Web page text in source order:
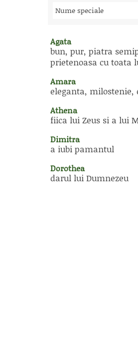
Nume speciale
Agata
bun, pur, piatra
prietenoasa cu toata
Amara
eleganta, milostenie,
Athena
fiica lui Zeus si a lui
Dimitra
a iubi pamantul
Dorothea
darul lui Dumnezeu